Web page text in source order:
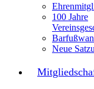
100 Jahre
Neue